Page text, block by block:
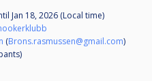
Jan 18, 2026 (Local time)
(Brons.rasmussen@gmail.com)
)